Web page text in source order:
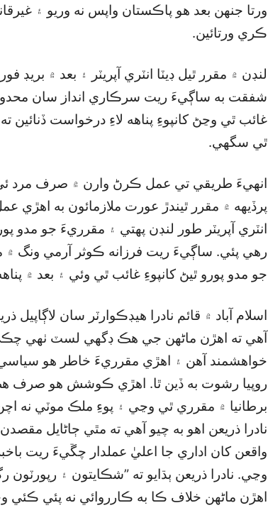
ورتا جنهن بعد هو پاڪستان واپس نه وريو ۽
ڪري ورتائين.
لنڊن ۾ مقرر ٿيل ڊيٽا انٽري آپريٽر ۽ بعد ۾
شفقت به ساڳيءَ ريت سرڪاري انداز سان محدود
غائب ٿي وڃڻ کانپوءِ پناهه لاءِ درخواست
ٿي سگھي.
انهيءَ طريقي تي عمل ڪرڻ وارن ۾ صرف مرد
پرڏيهه ۾ مقرر ٿيندڙ عورت ملازمائون به اهڙي
انٽري آپريٽر طور لنڊن پهتي ۽ مقرريءَ جو مدو
رهي پئي. ساڳيءَ ريت فرزانه ڪوثر آرمي ونگ ۾
جو مدو پورو ٿيڻ کانپوءِ غائب ٿي وئي ۽ بعد ۾
اسلام آباد ۾ قائم نادرا هيڊڪوارٽر سان
آهي ته اهڙن ماڻهن جي هڪ ڊگھي لسٽ ٺهي
خواهشمند آهن ۽ اهڙي مقرريءَ خاطر هو
روپيا رشوت به ڏين ٿا. اهڙي ڪوشش هو صرف
برطانيا ۾ مقرري ٿي وڃي ۽ پوءِ ملڪ موٽي نه
نادرا ذريعن اهو به چيو آهي ته مٿي ڄاڻايل
واقعن کان اداري جا اعليٰ عملدار چڱيءَ ريت
وڃي. نادرا ذريعن ٻڌايو ته ”شڪايتون ۽ رپورٽون
اهڙن ماڻهن خلاف ڪا به ڪارروائي نه پئي ڪئي